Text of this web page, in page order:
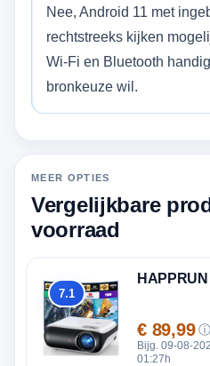
Nee, Android 11 met
rechtstreeks kijken
Wi‑Fi en Bluetooth
bronkeuze wil.
MEER OPTIES
Vergelijkbare
voorraad
Totaal
7.1
Prijs
€ 89,99 ⓘ
Bijg. 09-08-
01:27h